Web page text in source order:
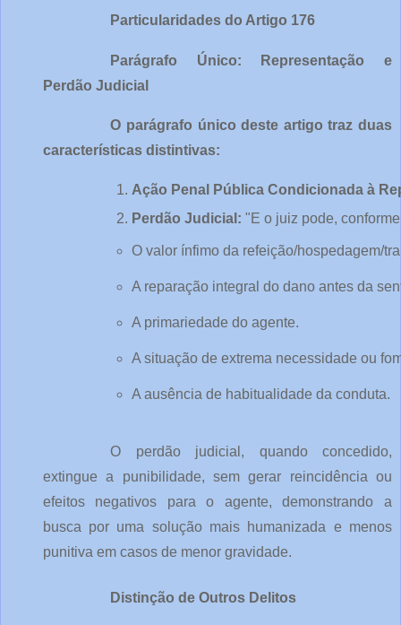
Particularidades do Artigo 176
Parágrafo Único: Representação e
Perdão Judicial
O parágrafo único deste artigo traz duas
características distintivas:
Ação Penal Pública Condicionada à
Perdão Judicial: "E o juiz pode,
O valor ínfimo da refeição/hospedagem/
A reparação integral do dano antes da
A primariedade do agente.
A situação de extrema necessidade ou
A ausência de habitualidade da conduta.
O perdão judicial, quando concedido,
extingue a punibilidade, sem gerar reincidência ou
efeitos negativos para o agente, demonstrando a
busca por uma solução mais humanizada e menos
punitiva em casos de menor gravidade.
Distinção de Outros Delitos